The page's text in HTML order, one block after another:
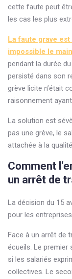
cette faute peut
les cas les plus
La faute grave
impossible le
pendant la durée
persisté dans son
grève licite n’était
raisonnement
La solution est
pas une grève, le
attachée à la
Comment
un arrêt de
La décision du 15
pour les
Face à un arrêt de
écueils. Le premier
si les salariés
collectives. Le